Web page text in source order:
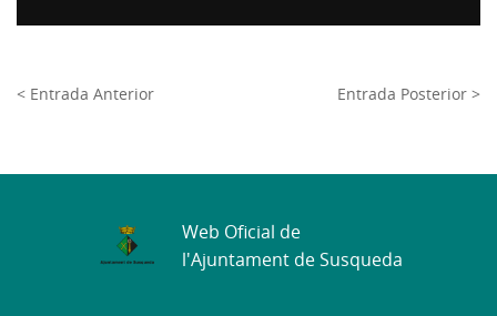
< Entrada Anterior Entrada Posterior >
Web Oficial de
l'Ajuntament de Susqueda